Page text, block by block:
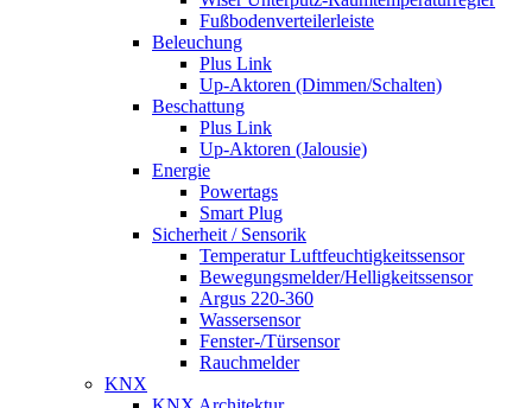
Fußbodenverteilerleiste
Beleuchung
Plus Link
Up-Aktoren (Dimmen/Schalten)
Beschattung
Plus Link
Up-Aktoren (Jalousie)
Energie
Powertags
Smart Plug
Sicherheit / Sensorik
Temperatur Luftfeuchtigkeitssensor
Bewegungsmelder/Helligkeitssensor
Argus 220-360
Wassersensor
Fenster-/Türsensor
Rauchmelder
KNX